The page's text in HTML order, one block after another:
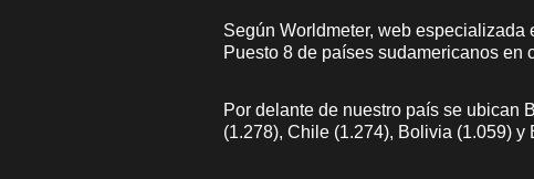
Según Worldmeter, web especializada
Puesto 8 de países sudamericanos en
Por delante de nuestro país se ubican
(1.278), Chile (1.274), Bolivia (1.059) y